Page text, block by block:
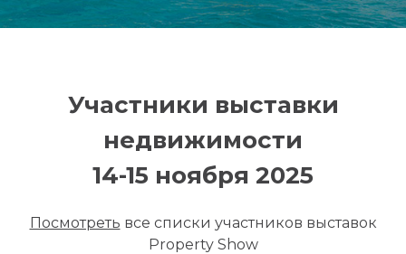
Участники выставки
недвижимости
14-15 ноября 2025
Посмотреть все списки участников выставок
Property Show